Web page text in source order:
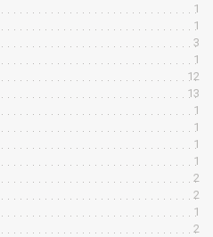
1
1
3
1
12
13
1
1
1
1
2
2
1
2